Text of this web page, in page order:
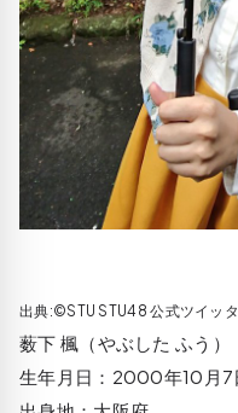
出典:©STU STU48 公式ツイッ
薮下 楓（やぶした ふう）
生年月日：2000年10月7